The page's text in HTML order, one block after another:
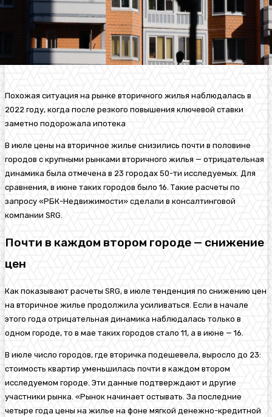
Похожая ситуация на рынке вторичного жилья наблюдалась в
2022 году, когда после резкого повышения ключевой ставки
заметно подорожала ипотека
В июле цены на вторичное жилье снизились почти в половине
городов с крупными рынками вторичного жилья — отрицательная
динамика была отмечена в 23 городах 50-ти исследуемых. Для
сравнения, в июне таких городов было 16. Такие расчеты по
запросу «РБК-Недвижимости» сделали в консалтинговой
компании SRG.
Почти в каждом втором городе — снижение
цен
Как показывают расчеты SRG, в июле тенденция по снижению цен
на вторичное жилье продолжила усиливаться. Если в начале
этого года отрицательная динамика наблюдалась только в
одном городе, то в мае таких городов стало 11, а в июне — 16.
В июле число городов, где вторичка подешевела, выросло до 23:
стоимость квартир уменьшилась почти в каждом втором
исследуемом городе. Эти данные подтверждают и другие
участники рынка. «Рынок начинает остывать. За последние
четыре года цены на жилье на фоне мягкой денежно-кредитной